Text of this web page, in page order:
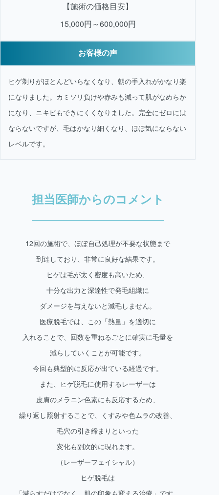
【施術の価格目安】
15,000円～600,000円
お客様の声
ヒゲ剃りがほとんどいらなくなり、朝の手入れがかなり楽
になりました。カミソリ負けや赤みも減って肌がなめらか
になり、ニキビもできにくくなりました。完全にゼロには
ならないですが、毛はかなり細くなり、ほぼ気にならない
レベルです。
担当医師からのコメント
12回の施術で、ほぼ自己処理が不要な状態まで
到達しており、非常に良好な結果です。
ヒゲは毛が太く密度も高いため、
十分な出力と深達性で発毛組織に
ダメージを与えないと減毛しません。
医療脱毛では、この「熱量」を適切に
入れることで、回数を重ねるごとに確実に毛量を
減らしていくことが可能です。
今回も典型的に反応が出ている経過です。
また、ヒゲ脱毛に使用するレーザーは
皮膚のメラニン色素にも反応するため、
繰り返し照射することで、くすみや色ムラの改善、
毛穴の引き締まりといった
変化も副次的に現れます。
（レーザーフェイシャル）
ヒゲ脱毛は